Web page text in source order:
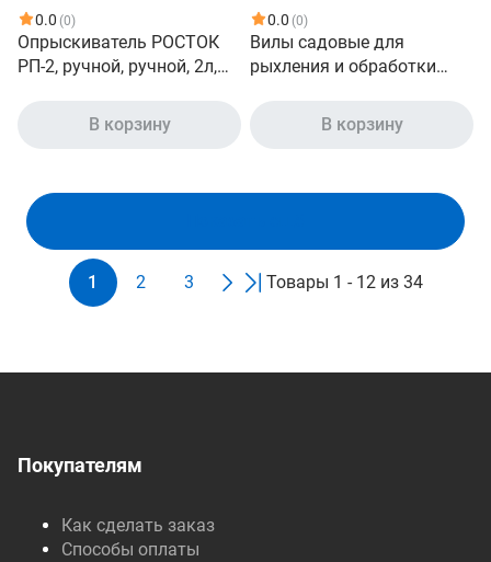
0.0 (0)
Опрыскиватель РОСТОК
РП-2, ручной, ручной, 2л,
В корзину
0.0 (0)
Вилы садовые для
рыхления и обработки
В корзину
1 2 3 Товары 1 - 12 из 34
Покупателям
Как сделать заказ
Способы оплаты